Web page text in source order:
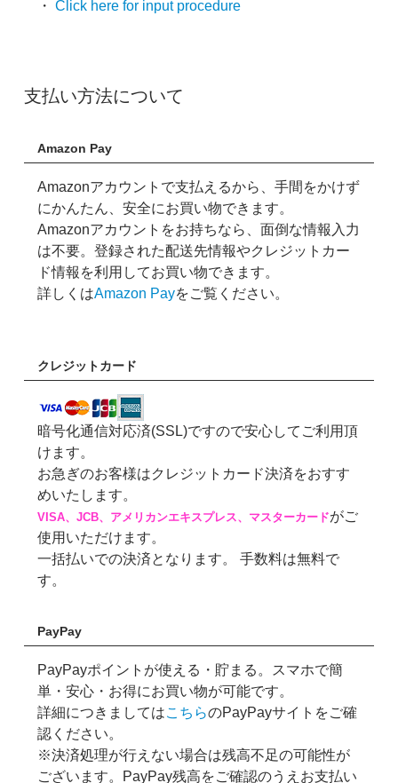
・ Click here for input procedure
支払い方法について
Amazon Pay
Amazonアカウントで支払えるから、手間をかけず
にかんたん、安全にお買い物できます。
Amazonアカウントをお持ちなら、面倒な情報入力
は不要。登録された配送先情報やクレジットカー
ド情報を利用してお買い物できます。
詳しくはAmazon Payをご覧ください。
クレジットカード
暗号化通信対応済(SSL)ですので安心してご利用頂
けます。
お急ぎのお客様はクレジットカード決済をおすす
めいたします。
VISA、JCB、アメリカンエキスプレス、マスターカードがご
使用いただけます。
一括払いでの決済となります。 手数料は無料で
す。
PayPay
PayPayポイントが使える・貯まる。スマホで簡
単・安心・お得にお買い物が可能です。
詳細につきましてはこちらのPayPayサイトをご確
認ください。
※決済処理が行えない場合は残高不足の可能性が
ございます。PayPay残高をご確認のうえお支払い